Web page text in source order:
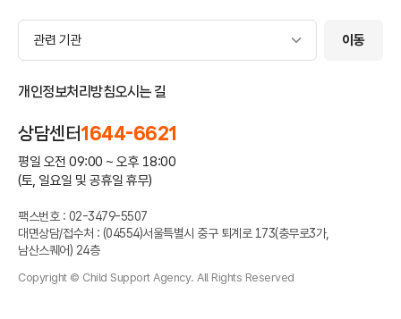
관련 기관
관련 기관 이동
개인정보처리방침오시는 길
상담센터1644-6621
평일 오전 09:00 ~ 오후 18:00
(토, 일요일 및 공휴일 휴무)
대면상담/접수처 : (04554)서울특별시 중구 퇴계로 173(충무로3가,
남산스퀘어) 24층
팩스번호 : 02-3479-5507
Copyright © Child Support Agency. All Rights Reserved